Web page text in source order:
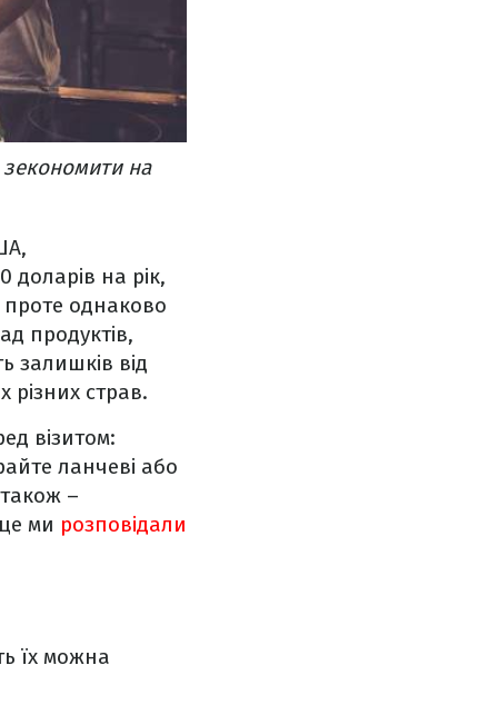
зекономити на
доларів на рік,
однаково
продуктів,
залишків від
різних страв.
візитом:
ланчеві або
–
ми розповідали
їх можна